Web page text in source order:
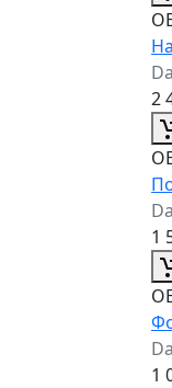
2
1
1